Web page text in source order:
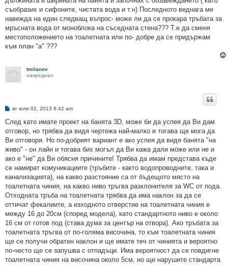
съобразих и сифоните, чистата вода и т.н) Последното веднага ме
навежда на един следващ въпрос- може ли да се прокара тръбата за
мръсната вода от моноблока на съседната стена??? Т.е да сменя
местоположението на тоалетната или по- добре да се придържам
към план "а" ???
tmilanov
напреднал
М
е
и
е
вт юли 02, 2013 6:42 am
След като имате проект на банята 3D, може би да успея да Ви дам
отговор, но трябва да видя чертежа най-малко и тогава ще мога да
Ви отговоря. Но по-добрият вариант е ако успея да видя банята "на
живо" - он лайн и тогава бих могъл да Ви кажа дали може или не и
ако е "не" да Ви обясня причините! Трябва да имам представа къде
се намират комуникациите (тръбите - както водопроводните, така и
канализацията), на какво разстояние са от бъдещото място на
тоалетната чиния, на какво ниво тръгва разклонителя за WC от пода.
Отходната тръба на тоалетната трябва да има наклон за да се
оттичат фекалиите, а изходното отверстие на тоалетната чиния е
между 16 до 20см (според модела), като стандартното ниво е около
16 см от готов под (става дума за център на отвора). Ако тръбата за
тоалетната тръгва от по-голяма височина, то към тоалетната чиния
ще се получи обратен наклон и ще имате теч от чинията и вероятно
по-често ще се запушва с отпадъци. Има вероятност да се повдигне
тоалетната чиния на височина около 5см, но ще нарушите стандарта